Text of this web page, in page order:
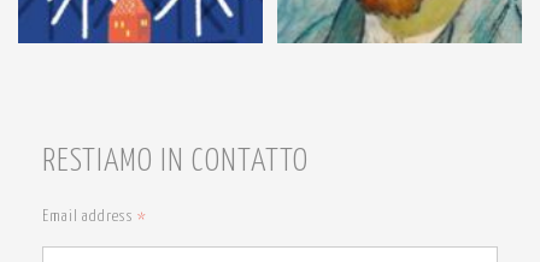
RESTIAMO IN CONTATTO
Email address *